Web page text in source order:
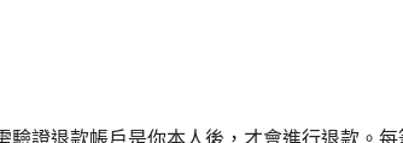
證退款帳戶是你本人後，才會進行退款。